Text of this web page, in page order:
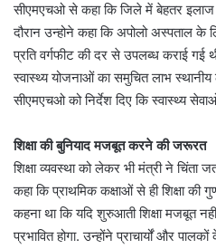
सीएमएचओ से कहा कि जिले में बेहतर इलाज
दौरान उन्होने कहा कि अपोलो अस्पताल के
प्रति वर्गफीट की दर से उपलब्ध कराई
स्वास्थ्य योजनाओं का समुचित लाभ स्थानीय
सीएमएचओ को निर्देश दिए कि स्वास्थ्य
शिक्षा की बुनियाद मजबूत करने की जरूरत
शिक्षा व्यवस्था को लेकर भी मंत्री ने चिंता
कहा कि प्राथमिक कक्षाओं से ही शिक्षा
कहना था कि यदि शुरुआती शिक्षा मजबूत नहीं
प्रभावित होगा. उन्होंने प्राचार्यों और